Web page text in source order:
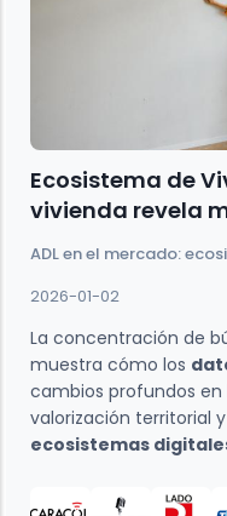
Ecosistema de
vivienda revela
ADL en el mercado:
2026-01-02
La concentración de
muestra cómo los
cambios profundos
valorización territorial
ecosistemas